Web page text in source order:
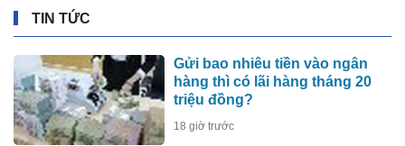
TIN TỨC
Gửi bao nhiêu tiền vào ngân
hàng thì có lãi hàng tháng 20
triệu đồng?
18 giờ trước